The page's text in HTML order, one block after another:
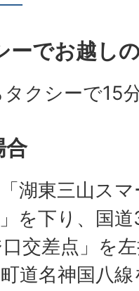
ーでお越し
クシーで15
合
湖東三山ス
を下り、国
交差点」を
道名神国八